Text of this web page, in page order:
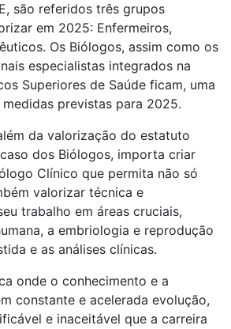
são referidos três grupos
em 2025: Enfermeiros,
Os Biólogos, assim como os
especialistas integrados na
Superiores de Saúde ficam, uma
previstas para 2025.
da valorização do estatuto
dos Biólogos, importa criar
Clínico que permita não só
valorizar técnica e
trabalho em áreas cruciais,
a embriologia e reprodução
e as análises clínicas.
onde o conhecimento e a
constante e acelerada evolução,
e inaceitável que a carreira